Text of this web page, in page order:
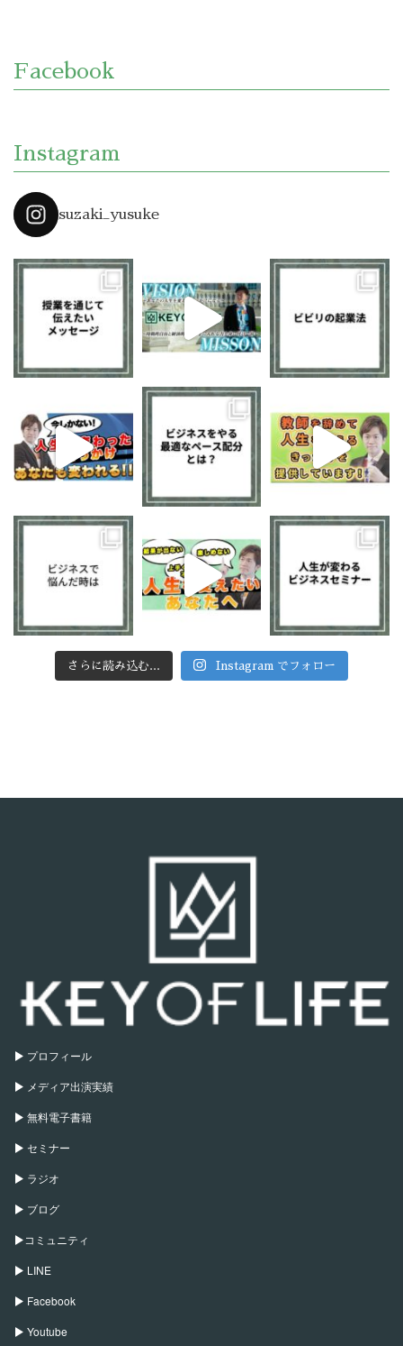
Facebook
Instagram
suzaki_yusuke
さらに読み込む... Instagram でフォロー
プロフィール
メディア出演実績
無料電子書籍
セミナー
ラジオ
ブログ
コミュニティ
LINE
Facebook
Youtube